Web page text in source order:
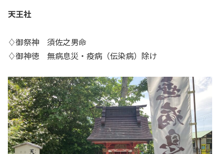
天王社
♢御祭神 須佐之男命
♢御神徳 無病息災・疫病（伝染病）除け